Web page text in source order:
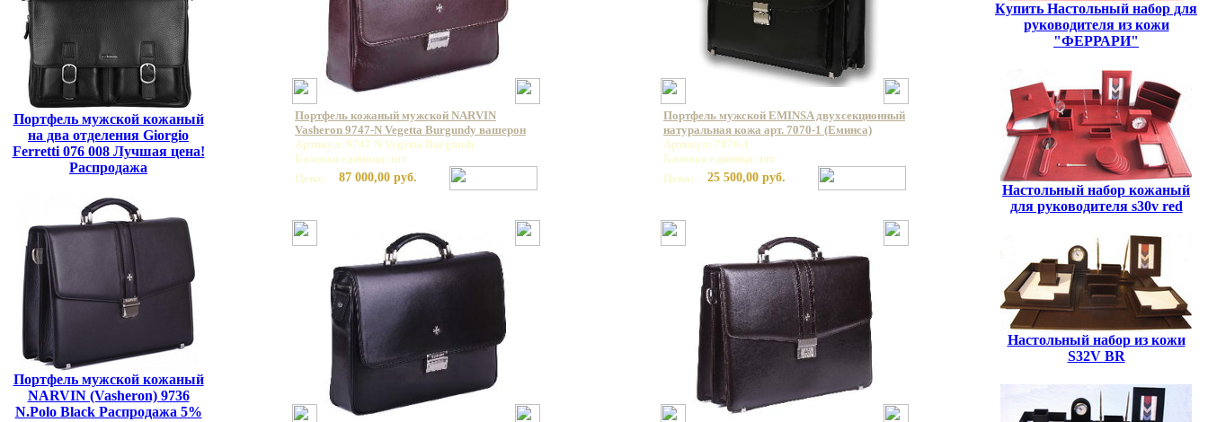
Портфель мужской кожаный
на два отделения Giorgio
Ferretti 076 008 Лучшая цена!
Распродажа
Портфель мужской кожаный
NARVIN (Vasheron) 9736
N.Polo Black Распродажа 5%
Портфель кожаный мужской NARVIN
Vasheron 9747-N Vegetta Burgundy вашерон
Артикул: 9747 N Vegetta Burgundy
Базовая единица: шт
Цена:
87 000,00 руб.
Портфель мужской EMINSA двухсекционный
натуральная кожа арт. 7070-1 (Еминса)
Артикул: 7070-1
Базовая единица: шт
Цена:
25 500,00 руб.
Купить Настольный набор для
руководителя из кожи
"ФЕРРАРИ"
Настольный набор кожаный
для руководителя s30v red
Настольный набор из кожи
S32V BR